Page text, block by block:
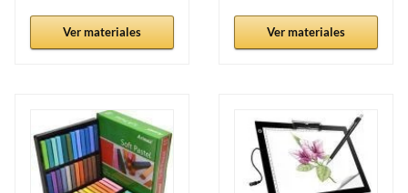
Ver materiales Ver materiales